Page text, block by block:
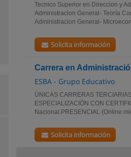
Tecnico Superior en Direccion y
Administracion General- Teoría
Administracion General-
Solicita información
Carrera en
ESBA - Grupo Educativo
ÚNICAS CARRERAS
ESPECIALIZACIÓN CON
Nacional.PRESENCIAL (Online
Solicita información